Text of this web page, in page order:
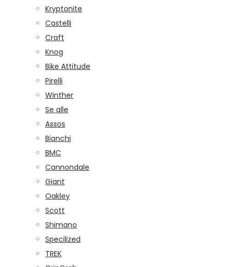
Kryptonite
Castelli
Craft
Knog
Bike Attitude
Pirelli
Winther
Se alle
Assos
Bianchi
BMC
Cannondale
Giant
Oakley
Scott
Shimano
Specilized
TREK